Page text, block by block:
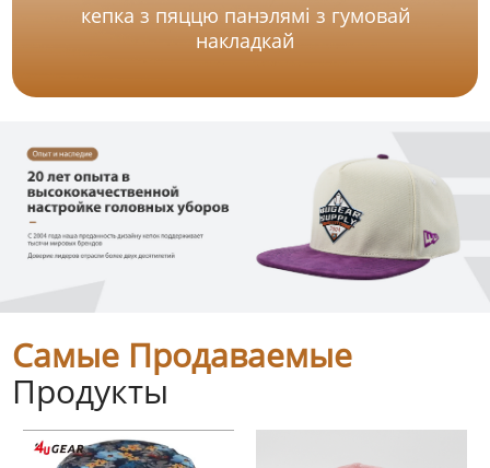
кепка з пяццю панэлямі з гумовай
накладкай
Самые Продаваемые
Продукты